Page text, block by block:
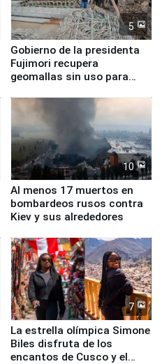
5
Gobierno de la presidenta
Fujimori recupera
geomallas sin uso para
Fenómeno El Niño
10
Al menos 17 muertos en
bombardeos rusos contra
Kiev y sus alrededores
7
La estrella olímpica Simone
Biles disfruta de los
encantos de Cusco y el